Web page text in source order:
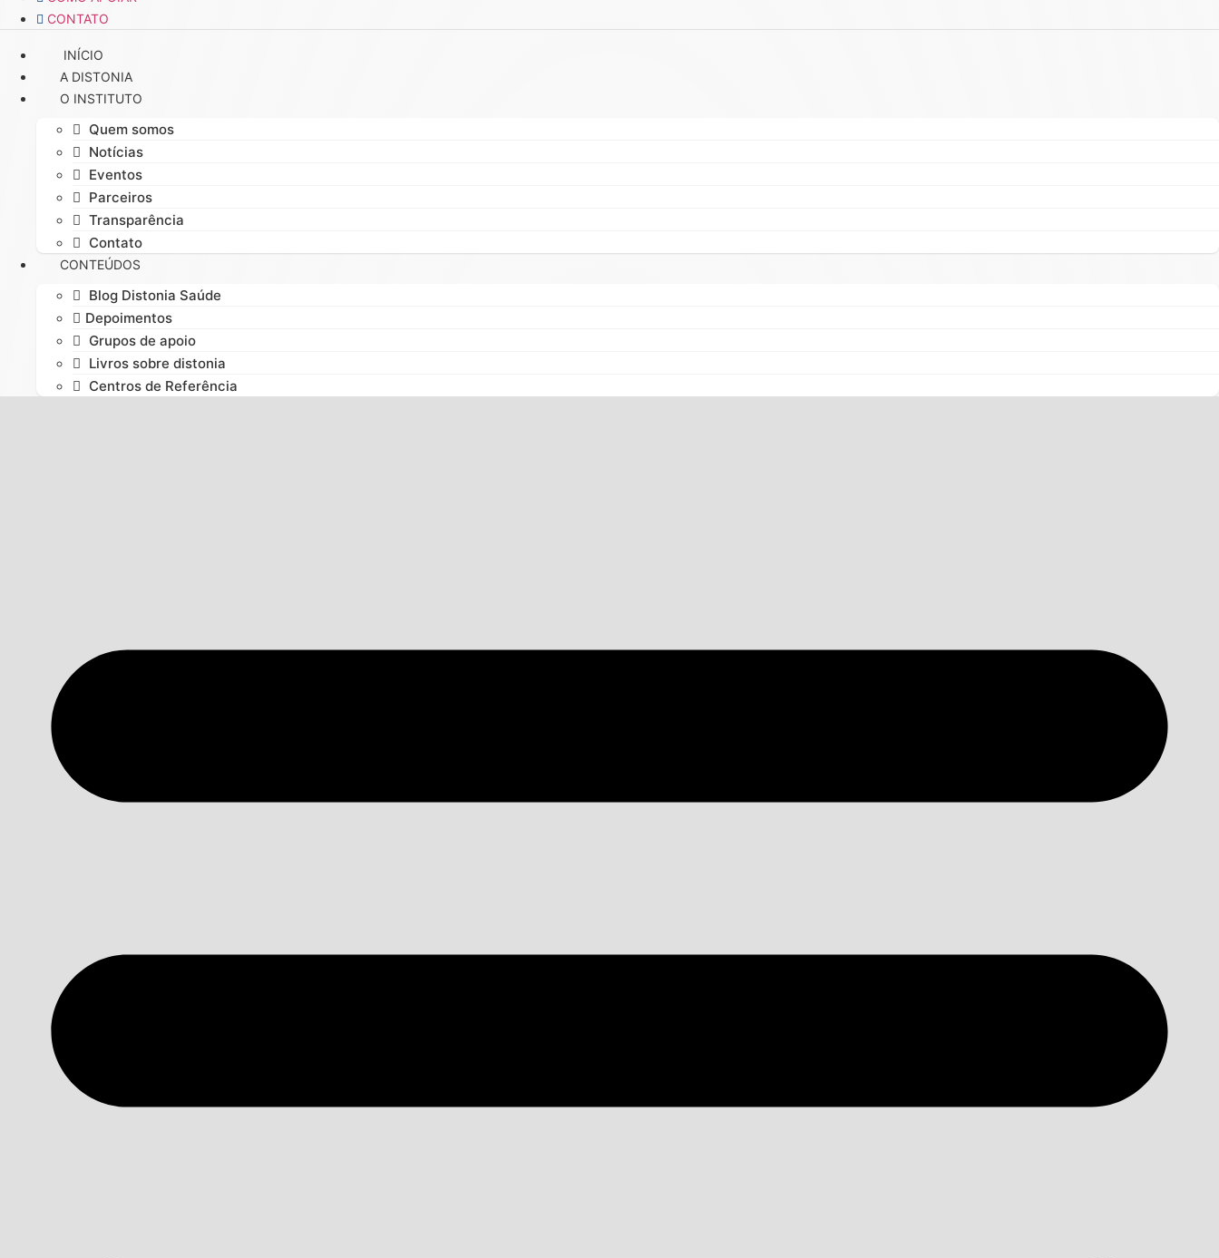
CONTATO
INÍCIO
A DISTONIA
O INSTITUTO
Quem somos
Notícias
Eventos
Parceiros
Transparência
Contato
CONTEÚDOS
Blog Distonia Saúde
Depoimentos
Grupos de apoio
Livros sobre distonia
Centros de Referência